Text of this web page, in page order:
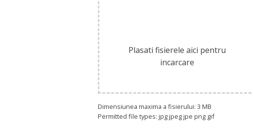
Plasati fisierele aici pentru
incarcare
Dimensiunea maxima a fisierului: 3 MB
Permitted file types: jpg jpeg jpe png gif